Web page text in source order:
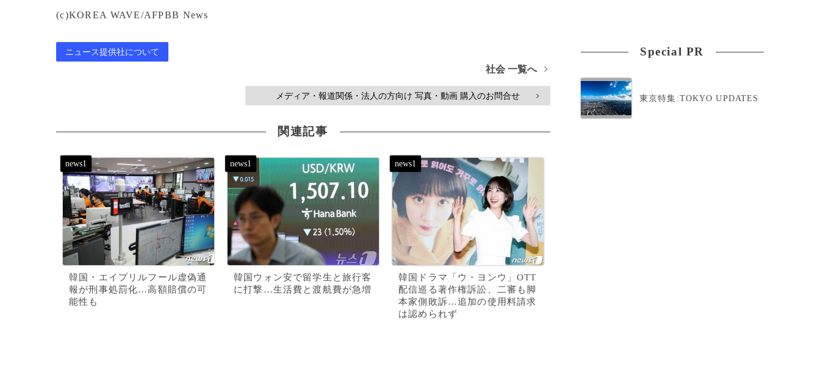
(c)KOREA WAVE/AFPBB News
ニュース提供社について
社会 一覧へ >
メディア・報道関係・法人の方向け 写真・動画 購入のお問合せ >
関連記事
韓国・エイプリルフール虚偽通
報が刑事処罰化…高額賠償の可
能性も
韓国ウォン安で留学生と旅行客
に打撃…生活費と渡航費が急増
韓国ドラマ「ウ・ヨンウ」OTT
配信巡る著作権訴訟、二審も脚
本家側敗訴…追加の使用料請求
は認められず
Special PR
東京特集:TOKYO UPDATES